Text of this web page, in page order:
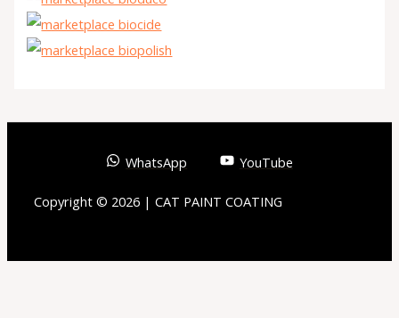
WhatsApp YouTube
Copyright © 2026 | CAT PAINT COATING